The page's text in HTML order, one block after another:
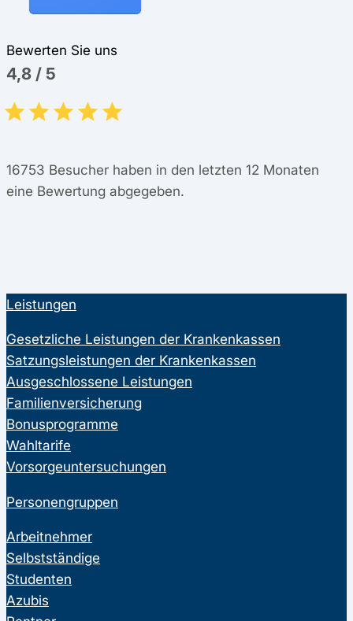
Bewerten Sie uns
4,8 / 5
16753 Besucher haben in den letzten 12 Monaten
eine Bewertung abgegeben.
Leistungen
Gesetzliche Leistungen der Krankenkassen
Satzungsleistungen der Krankenkassen
Ausgeschlossene Leistungen
Familienversicherung
Bonusprogramme
Wahltarife
Vorsorgeuntersuchungen
Personengruppen
Arbeitnehmer
Selbstständige
Studenten
Azubis